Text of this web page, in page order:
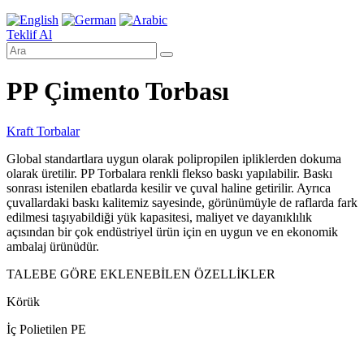
Teklif Al
PP Çimento Torbası
Kraft Torbalar
Global standartlara uygun olarak polipropilen ipliklerden dokuma
olarak üretilir. PP Torbalara renkli flekso baskı yapılabilir. Baskı
sonrası istenilen ebatlarda kesilir ve çuval haline getirilir. Ayrıca
çuvallardaki baskı kalitemiz sayesinde, görünümüyle de raflarda fark
edilmesi taşıyabildiği yük kapasitesi, maliyet ve dayanıklılık
açısından bir çok endüstriyel ürün için en uygun ve en ekonomik
ambalaj ürünüdür.
TALEBE GÖRE EKLENEBİLEN ÖZELLİKLER
Körük
İç Polietilen PE